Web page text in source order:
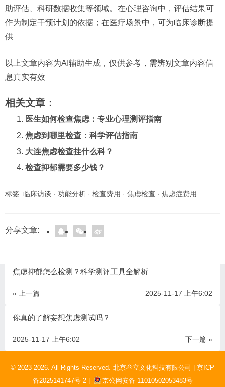
助评估、科研数据收集等领域。在心理咨询中，评估结果可
作为制定干预计划的依据；在医疗场景中，可为临床诊断提
供
以上文章内容为AI辅助生成，仅供参考，需辨别文章内容信
息真实有效
相关文章：
医生如何检查焦虑：专业心理测评指南
焦虑到哪里检查：科学评估指南
大连焦虑检查挂什么科？
检查抑郁需要多少钱？
标签: 临床访谈 · 功能分析 · 检查费用 · 焦虑检查 · 焦虑症费用
分享文章:
焦虑抑郁怎么检测？科学测评工具全解析
« 上一篇 2025-11-17 上午6:02
你真的了解妄想焦虑测试吗？
下一篇 »
2025-11-17 上午6:02
© 2023-2026. All Rights Reserved. 北京叁立文化科技有限公司 | 京ICP
备2025141747号-2 |
京公网安备 11010502053483号